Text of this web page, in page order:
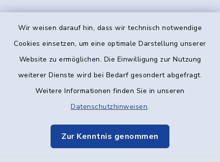
Wir weisen darauf hin, dass wir technisch notwendige
Cookies einsetzen, um eine optimale Darstellung unserer
Website zu ermöglichen. Die Einwilligung zur Nutzung
weiterer Dienste wird bei Bedarf gesondert abgefragt.
Weitere Informationen finden Sie in unseren
Datenschutzhinweisen.
Zur Kenntnis genommen
Kontakt
Datenschutz
Elektronische Kommunikation